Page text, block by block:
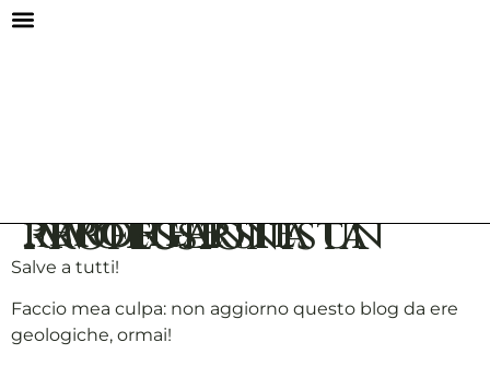
Perché è importante rivolgersi a un professionista
Salve a tutti!
Faccio mea culpa: non aggiorno questo blog da ere
geologiche, ormai!